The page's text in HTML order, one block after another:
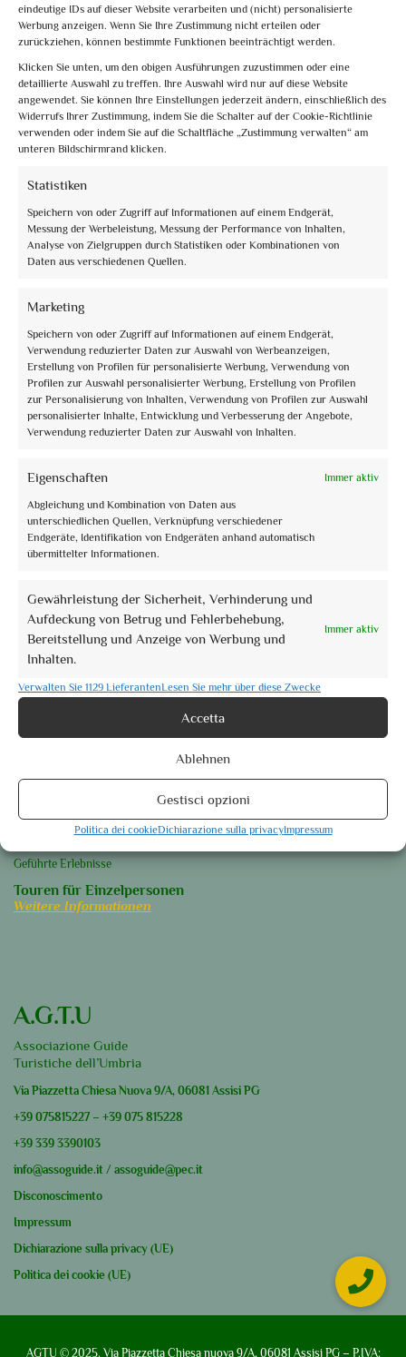
eindeutige IDs auf dieser Website verarbeiten und (nicht) personalisierte
Werbung anzeigen. Wenn Sie Ihre Zustimmung nicht erteilen oder
zurückziehen, können bestimmte Funktionen beeinträchtigt werden.
Klicken Sie unten, um den obigen Ausführungen zuzustimmen oder eine
detaillierte Auswahl zu treffen. Ihre Auswahl wird nur auf diese Website
angewendet. Sie können Ihre Einstellungen jederzeit ändern, einschließlich des
Widerrufs Ihrer Zustimmung, indem Sie die Schalter auf der Cookie-Richtlinie
verwenden oder indem Sie auf die Schaltfläche „Zustimmung verwalten“ am
unteren Bildschirmrand klicken.
Statistiken
Speichern von oder Zugriff auf Informationen auf einem Endgerät,
Messung der Werbeleistung, Messung der Performance von Inhalten,
Analyse von Zielgruppen durch Statistiken oder Kombinationen von
Daten aus verschiedenen Quellen.
Marketing
Speichern von oder Zugriff auf Informationen auf einem Endgerät,
Verwendung reduzierter Daten zur Auswahl von Werbeanzeigen,
Erstellung von Profilen für personalisierte Werbung, Verwendung von
Profilen zur Auswahl personalisierter Werbung, Erstellung von Profilen
zur Personalisierung von Inhalten, Verwendung von Profilen zur Auswahl
personalisierter Inhalte, Entwicklung und Verbesserung der Angebote,
Verwendung reduzierter Daten zur Auswahl von Inhalten.
Eigenschaften Immer aktiv
Abgleichung und Kombination von Daten aus
unterschiedlichen Quellen, Verknüpfung verschiedener
Endgeräte, Identifikation von Endgeräten anhand automatisch
übermittelter Informationen.
Gewährleistung der Sicherheit, Verhinderung und
Aufdeckung von Betrug und Fehlerbehebung,
Bereitstellung und Anzeige von Werbung und
Inhalten.
Immer aktiv
Verwalten Sie 1129 LieferantenLesen Sie mehr über diese Zwecke
Accetta
Ablehnen
Gestisci opzioni
Politica dei cookieDichiarazione sulla privacyImpressum
From €10,00
Book now
Stroncone: 1 activity found. Showing 1 - 1
Not what you're looking for?Try your search again
+39 075 815228
Erhalten Sie Updates und mehr
Abonnieren Sie den kostenlosen Newsletter und bleiben Sie auf dem
Laufenden
Orte des Herzens
Perugia
Assisi
Orvieto
Unsere Gruppenführungen
Geführte Touren
Geführte Erlebnisse
Touren für Einzelpersonen
Weitere Informationen
A.G.T.U
Associazione Guide
Turistiche dell’Umbria
Via Piazzetta Chiesa Nuova 9/A, 06081 Assisi PG
+39 075815227 – +39 075 815228
+39 339 3390103
info@assoguide.it / assoguide@pec.it
Disconoscimento
Impressum
Dichiarazione sulla privacy (UE)
Politica dei cookie (UE)
AGTU © 2025. Via Piazzetta Chiesa nuova 9/A, 06081 Assisi PG – P.IVA: